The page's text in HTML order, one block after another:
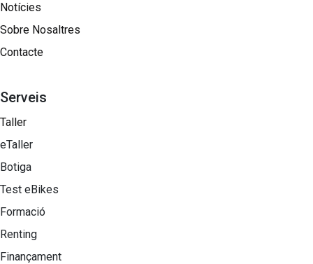
Notícies
Sobre Nosaltres​
Contacte
Serveis
Taller
eTaller
Botiga
Test eBikes
Formació
Renting
Finançament